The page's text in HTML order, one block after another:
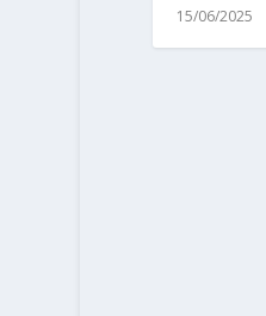
15/06/2025